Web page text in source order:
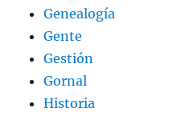
Genealogía
Gente
Gestión
Gornal
Historia